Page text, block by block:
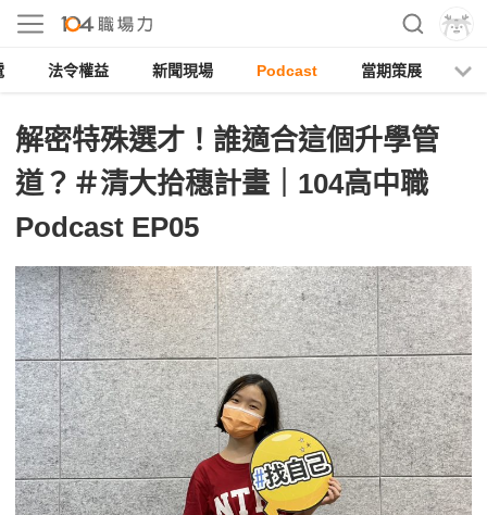
法令權益 新聞現場 Podcast 當期策展
解密特殊選才！誰適合這個升學管
道？＃清大拾穗計畫｜104高中職
Podcast EP05